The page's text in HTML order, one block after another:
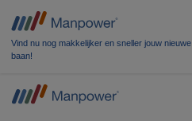
Vind nu nog makkelijker en sneller jouw nieuwe
baan!